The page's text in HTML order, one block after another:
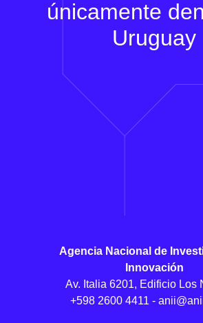
únicamente
Uruguay
Agencia Nacional de
Innovación
Av. Italia 6201, Edificio Los
+598 2600 4411 -